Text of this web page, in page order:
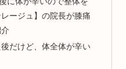
ージュ】の院長が膝痛
だけど、体全体が辛い